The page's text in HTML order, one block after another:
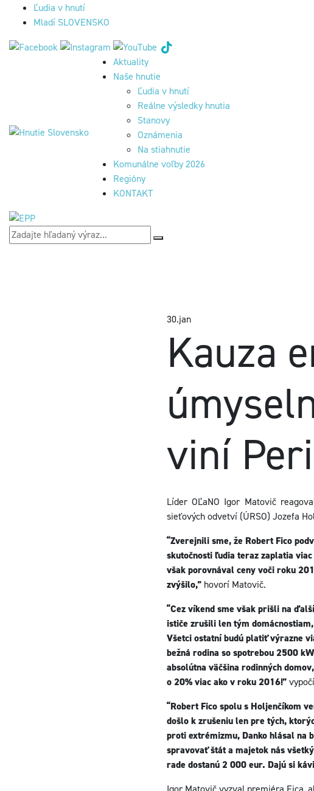
Ľudia v hnutí
Mladí SLOVENSKO
Aktuality
Naše hnutie
Ľudia v hnutí
Reálne výsledky hnutia
Stanovy
Oznámenia
Na stiahnutie
Komunálne voľby 2026
Regióny
KONTAKT
30.jan
Kauza
viní
Líder OĽaNO Igor Matovič
sieťových odvetví (ÚRSO) Jozefa
“Zverejnili sme, že Robert Fico
skutočnosti ľudia teraz zaplatia
však porovnával ceny voči roku
zvýšilo,”hovorí Matovič.
“Cez víkend sme však prišli na
ističe zrušili len tým
Všetci ostatní budú platiť výrazne
bežná rodina so spotrebou 2500
absolútna väčšina rodinných
o 20% viac ako v roku 2016!”
“Robert Fico spolu s Holjenčíkom
došlo k zrušeniu len pre tých,
proti extrémizmu, Danko hlásal na
spravovať štát a majetok nás
rade dostanú 2 000 eur. Dajú si